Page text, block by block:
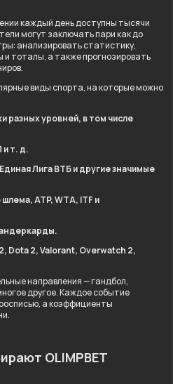
каждый день доступны тысячи
могут заключать пари как до
анализировать статистику,
тоталы, а также прогнозировать
виды спорта, на которые можно
разных уровней, в том числе
т. д.
Лига ВТБ и другие значимые
ATP, WTA, ITF и
Dota 2, Valorant, Overwatch 2,
направления — гандбол,
другое. Каждое событие
а коэффициенты
OLIMPBET